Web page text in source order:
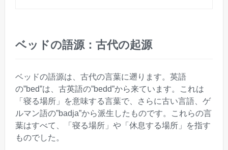
ベッドの語源：古代の起源
ベッドの語源は、古代の言葉に遡ります。英語
の”bed”は、古英語の”bedd”から来ています。これは
「寝る場所」を意味する言葉で、さらに古い言語、ゲ
ルマン語の”badja”から派生したものです。これらの言
葉はすべて、「寝る場所」や「休息する場所」を指す
ものでした。